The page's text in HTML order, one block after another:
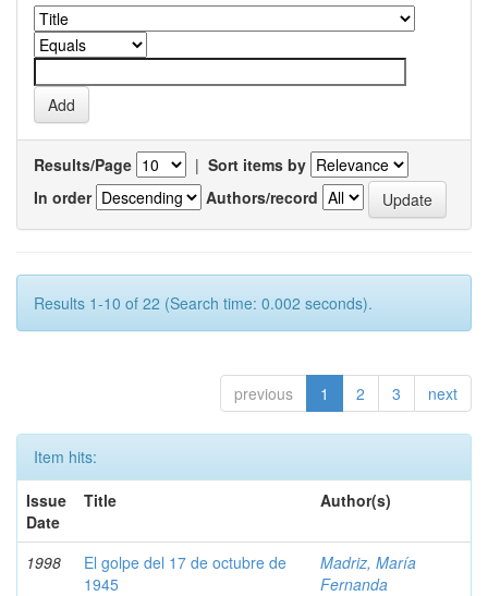
Results/Page | Sort items by
In order
Authors/record
Results 1-10 of 22 (Search time: 0.002 seconds).
previous 1 2 3 next
Item hits:
Issue
Date
Title Author(s)
1998
El golpe del 17 de octubre de
1945
Madriz, María
Fernanda